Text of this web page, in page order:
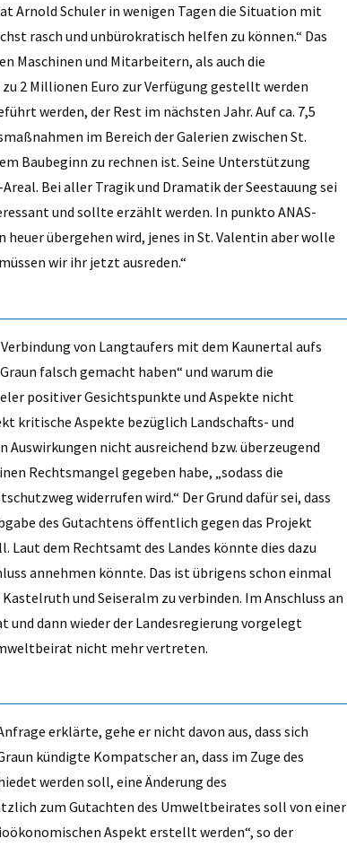
Arnold Schuler in wenigen Tagen die Situation mit
rasch und unbürokratisch helfen zu können.“ Das
Maschinen und Mitarbeitern, als auch die
2 Millionen Euro zur Verfügung gestellt werden
werden, der Rest im nächsten Jahr. Auf ca. 7,5
im Bereich der Galerien zwischen St.
Baubeginn zu rechnen ist. Seine Unterstützung
Bei aller Tragik und Dramatik der Seestauung sei
und sollte erzählt werden. In punkto ANAS-
heuer übergehen wird, jenes in St. Valentin aber wolle
wir ihr jetzt ausreden.“
von Langtaufers mit dem Kaunertal aufs
falsch gemacht haben“ und warum die
positiver Gesichtspunkte und Aspekte nicht
kritische Aspekte bezüglich Landschafts- und
nicht ausreichend bzw. überzeugend
Rechtsmangel gegeben habe, „sodass die
widerrufen wird.“ Der Grund dafür sei, dass
des Gutachtens öffentlich gegen das Projekt
Laut dem Rechtsamt des Landes könnte dies dazu
annehmen könnte. Das ist übrigens schon einmal
und Seiseralm zu verbinden. Im Anschluss an
dann wieder der Landesregierung vorgelegt
nicht mehr vertreten.
erklärte, gehe er nicht davon aus, dass sich
kündigte Kompatscher an, dass im Zuge des
werden soll, eine Änderung des
zum Gutachten des Umweltbeirates soll von einer
Aspekt erstellt werden“, so der